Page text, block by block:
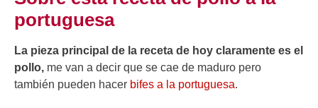
portuguesa
La pieza principal de la receta de hoy claramente es el
pollo, me van a decir que se cae de maduro pero
también pueden hacer bifes a la portuguesa.